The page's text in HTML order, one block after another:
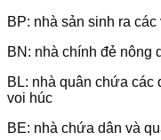
BP: nhà sản sinh ra các
BN: nhà chính đẻ nông
BL: nhà quân chứa các
voi húc
BE: nhà chứa dân và